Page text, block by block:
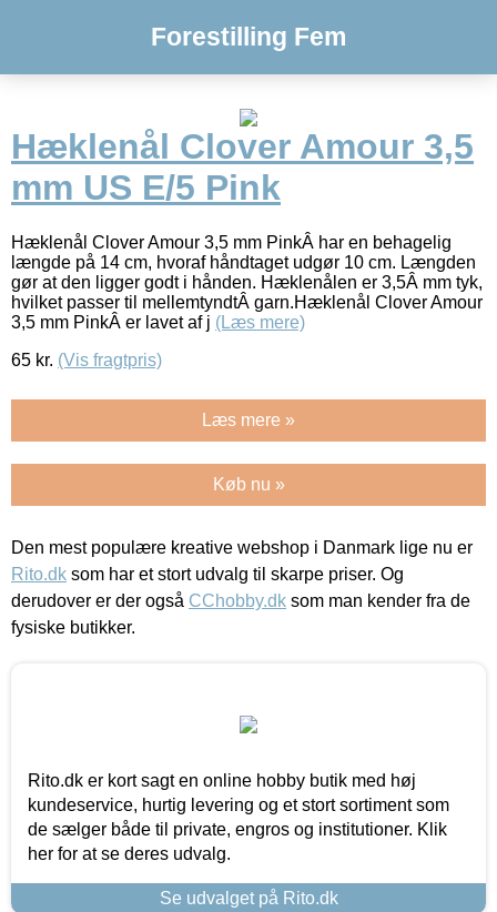
Forestilling Fem
Hæklenål Clover Amour 3,5
mm US E/5 Pink
Hæklenål Clover Amour 3,5 mm PinkÂ har en behagelig
længde på 14 cm, hvoraf håndtaget udgør 10 cm. Længden
gør at den ligger godt i hånden. Hæklenålen er 3,5Â mm tyk,
hvilket passer til mellemtyndtÂ garn.Hæklenål Clover Amour
3,5 mm PinkÂ er lavet af j (Læs mere)
65 kr. (Vis fragtpris)
Læs mere »
Køb nu »
Den mest populære kreative webshop i Danmark lige nu er
Rito.dk som har et stort udvalg til skarpe priser. Og
derudover er der også CChobby.dk som man kender fra de
fysiske butikker.
Rito.dk er kort sagt en online hobby butik med høj
kundeservice, hurtig levering og et stort sortiment som
de sælger både til private, engros og institutioner. Klik
her for at se deres udvalg.
Se udvalget på Rito.dk